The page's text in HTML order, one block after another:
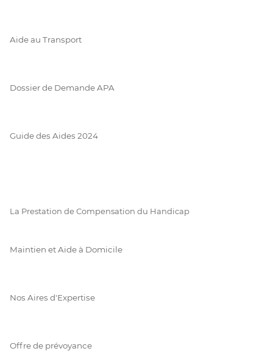
Aide au Transport
Dossier de Demande APA
Guide des Aides 2024
La Prestation de Compensation du Handicap
Maintien et Aide à Domicile
Nos Aires d'Expertise
Offre de prévoyance